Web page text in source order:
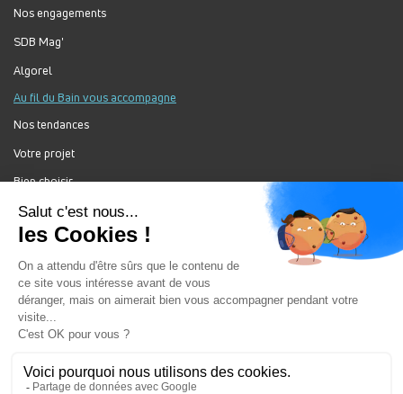
Nos engagements
SDB Mag'
Algorel
Au fil du Bain vous accompagne
Nos tendances
Votre projet
Bien choisir
Forum Au Fil du Bain
Nos produits
Gestion des cookies